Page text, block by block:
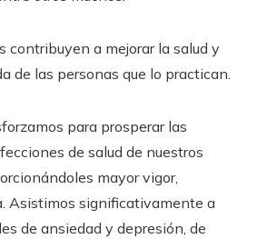
contribuyen a mejorar la salud y
de las personas que lo practican.
para prosperar las
de salud de nuestros
mayor vigor,
Asistimos significativamente a
de ansiedad y depresión, de